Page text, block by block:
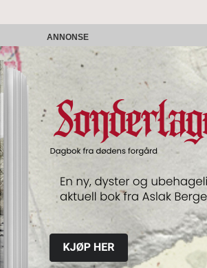
ANNONSE